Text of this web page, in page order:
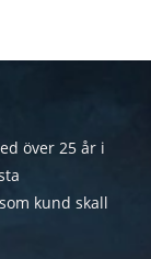
över 25 år i
kund skall